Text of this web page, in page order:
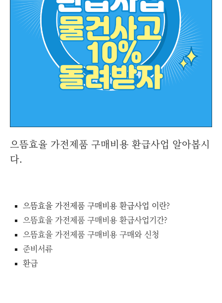
으뜸효율 가전제품 구매비용 환급사업 알아봅시
다.
으뜸효율 가전제품 구매비용 환급사업 이란?
으뜸효율 가전제품 구매비용 환급사업기간?
으뜸효율 가전제품 구매비용 구매와 신청
준비서류
환급